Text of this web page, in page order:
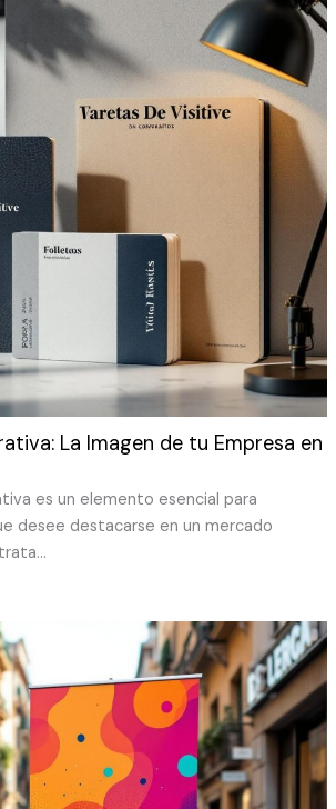
La Imagen de tu Empresa en
es un elemento esencial para
desee destacarse en un mercado